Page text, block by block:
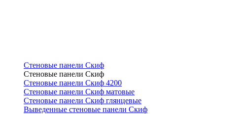
Стеновые панели Скиф
Стеновые панели Скиф
Стеновые панели Скиф 4200
Стеновые панели Скиф матовые
Стеновые панели Скиф глянцевые
Выведенные стеновые панели Скиф